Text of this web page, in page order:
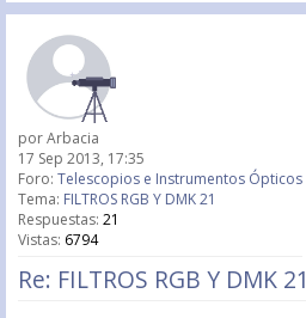
porArbacia
17 Sep 2013, 17:35
Foro: Telescopios e Instrumentos Ópticos
Tema: FILTROS RGB Y DMK 21
Respuestas: 21
Vistas: 6794
Re: FILTROS RGB Y DMK 21